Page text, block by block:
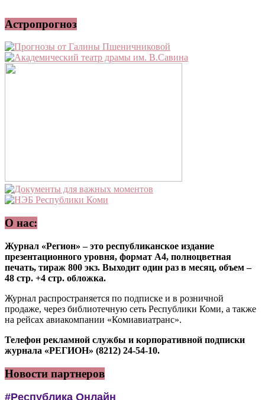
Астропрогноз
О нас:
Журнал «Регион» – это республиканское издание
презентационного уровня, формат А4, полноцветная
печать, тираж 800 экз. Выходит один раз в месяц, объем –
48 стр. +4 стр. обложка.
Журнал распространяется по подписке и в розничной
продаже, через библиотечную сеть Республики Коми, а также
на рейсах авиакомпании «Комиавиатранс».
Телефон рекламной службы и корпоративной подписки
журнала «РЕГИОН» (8212) 24-54-10.
Новости партнеров